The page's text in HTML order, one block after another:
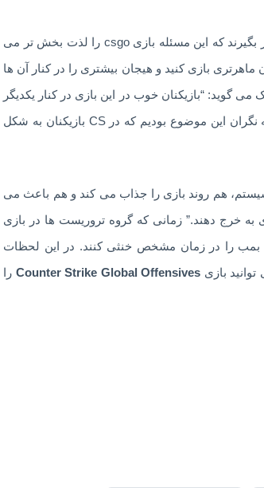
سیستم مهارت ها باعث می شود که بازیکنان با توجه به مهارتی که کسب کرده اند رو در روی یکدیگر قرار بگیرند که این مسئله بازی csgo را لذت بخش تر می
ماهرتری بازی کنید و هیجان بیشتری را در کنار آن ها
گوید: “بازیکنان خوب در این بازی در کنار یکدیگر
بازی خواهند کرد و Valve هم کاری کرده که تمام بازیکنان بتوانند در یک سطح با هم بازی کنند. ما همیشه نگران این موضوع بودیم که در CS بازیکنان به شکل
هم روند بازی را جذاب می کند و هم باعث می
خرج دهند.” زمانی که گروه تروریست ها در بازی
بمب را در زمان مشخص خنثی کنند. در این لحظات
بازی Counter Strike Global Offensives را